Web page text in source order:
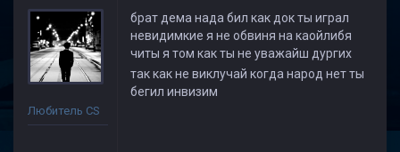
Любитель CS
брат дема нада бил как док ты играл
невидимкие я не обвиня на каойлибя
читы я том как ты не уважайш дургих
так как не виклучай когда народ нет ты
бегил инвизим